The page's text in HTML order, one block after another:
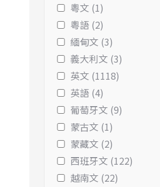
粵文 (1)
粵語 (2)
緬甸文 (3)
義大利文 (3)
英文 (1118)
英語 (4)
葡萄牙文 (9)
蒙古文 (1)
蒙藏文 (2)
西班牙文 (122)
越南文 (22)